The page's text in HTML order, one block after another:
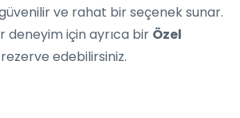
ve rahat bir seçenek sunar.
deneyim için ayrıca bir Özel
edebilirsiniz.